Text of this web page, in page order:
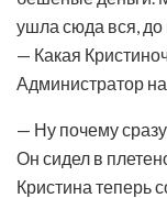
ушла сюда вся, до
— Какая
Администратор
— Ну почему
Он сидел в
Кристина теперь